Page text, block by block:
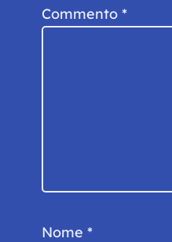
Commento *
Nome *